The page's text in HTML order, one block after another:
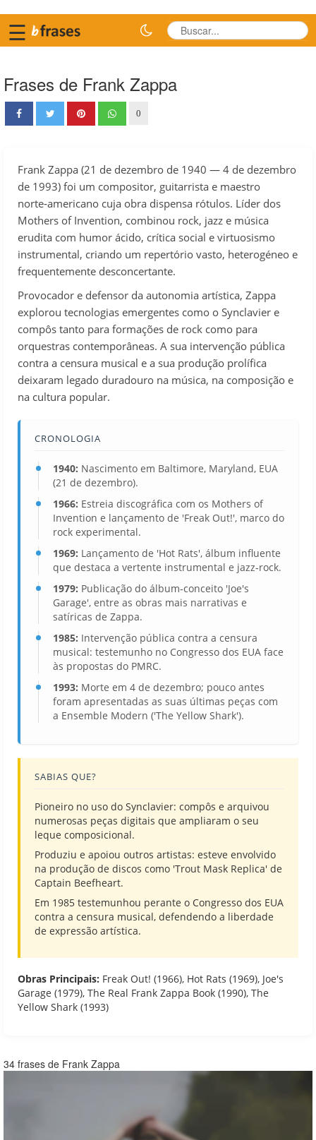
☰
Frases de Frank Zappa
0
Frank Zappa (21 de dezembro de 1940 — 4 de dezembro
de 1993) foi um compositor, guitarrista e maestro
norte‑americano cuja obra dispensa rótulos. Líder dos
Mothers of Invention, combinou rock, jazz e música
erudita com humor ácido, crítica social e virtuosismo
instrumental, criando um repertório vasto, heterogéneo e
frequentemente desconcertante.
Provocador e defensor da autonomia artística, Zappa
explorou tecnologias emergentes como o Synclavier e
compôs tanto para formações de rock como para
orquestras contemporâneas. A sua intervenção pública
contra a censura musical e a sua produção prolífica
deixaram legado duradouro na música, na composição e
na cultura popular.
CRONOLOGIA
1940: Nascimento em Baltimore, Maryland, EUA
(21 de dezembro).
1966: Estreia discográfica com os Mothers of
Invention e lançamento de 'Freak Out!', marco do
rock experimental.
1969: Lançamento de 'Hot Rats', álbum influente
que destaca a vertente instrumental e jazz‑rock.
1979: Publicação do álbum‑conceito 'Joe's
Garage', entre as obras mais narrativas e
satíricas de Zappa.
1985: Intervenção pública contra a censura
musical: testemunho no Congresso dos EUA face
às propostas do PMRC.
1993: Morte em 4 de dezembro; pouco antes
foram apresentadas as suas últimas peças com
a Ensemble Modern ('The Yellow Shark').
SABIAS QUE?
Pioneiro no uso do Synclavier: compôs e arquivou
numerosas peças digitais que ampliaram o seu
leque composicional.
Produziu e apoiou outros artistas: esteve envolvido
na produção de discos como 'Trout Mask Replica' de
Captain Beefheart.
Em 1985 testemunhou perante o Congresso dos EUA
contra a censura musical, defendendo a liberdade
de expressão artística.
Obras Principais: Freak Out! (1966), Hot Rats (1969), Joe's
Garage (1979), The Real Frank Zappa Book (1990), The
Yellow Shark (1993)
34 frases de Frank Zappa